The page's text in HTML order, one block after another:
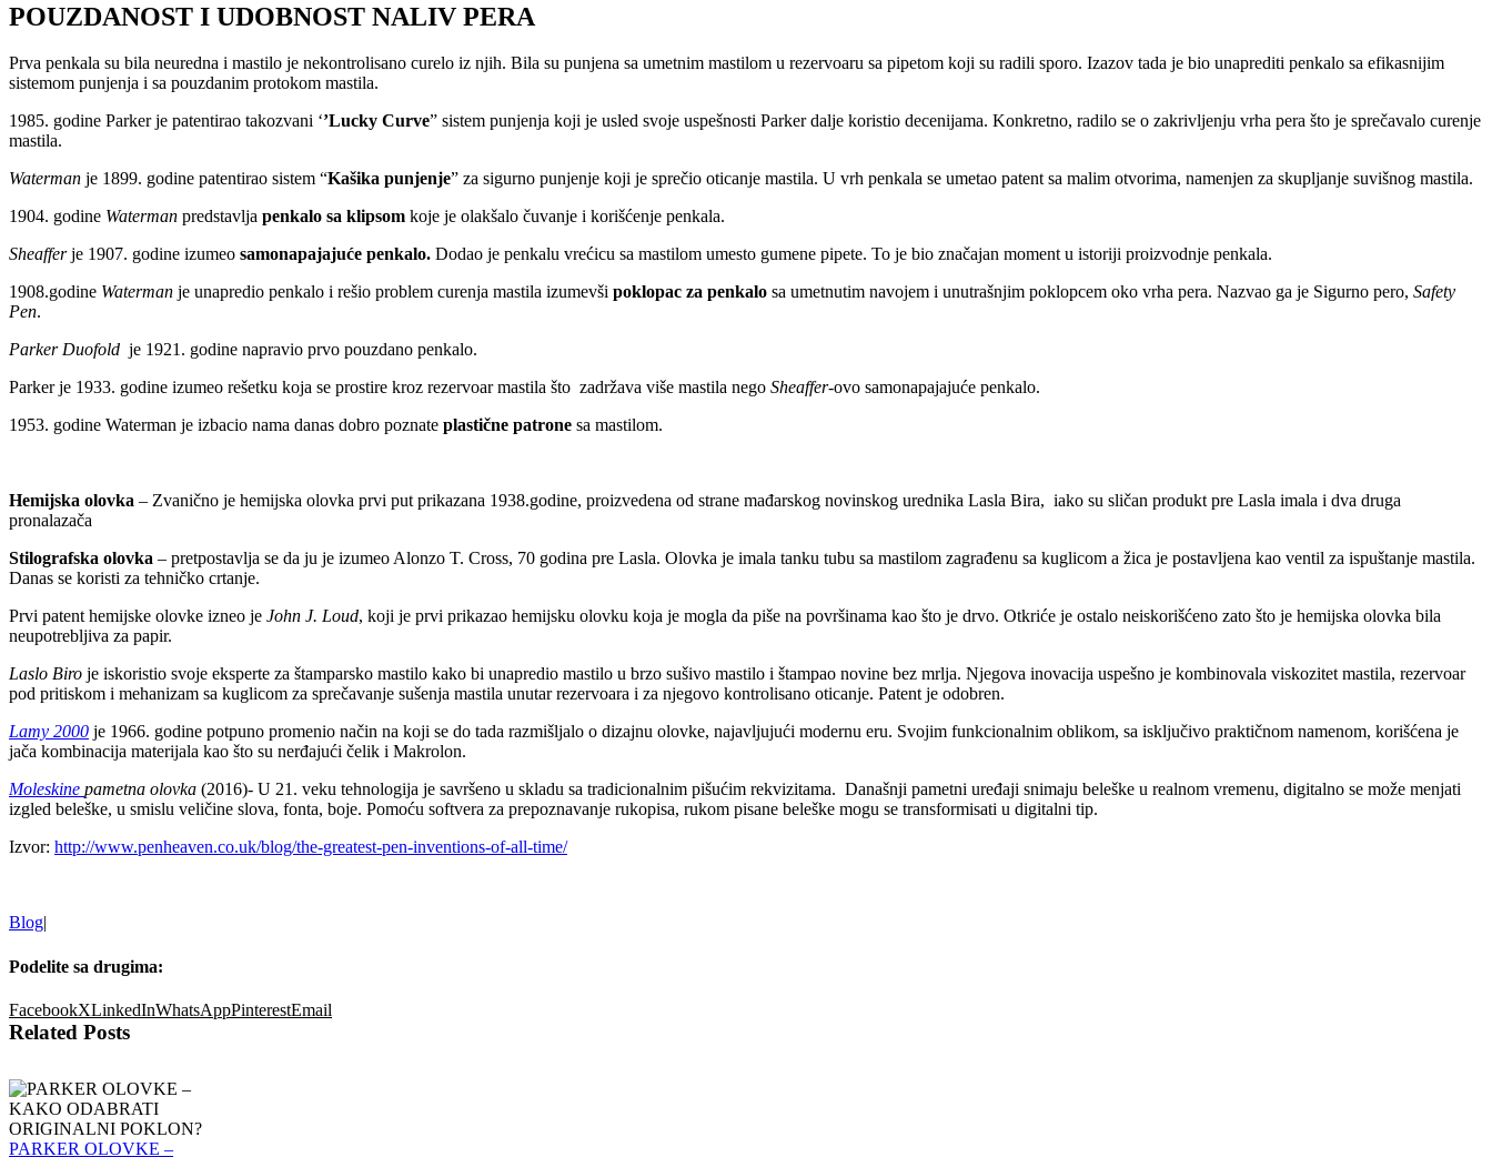
POUZDANOST I UDOBNOST NALIV PERA
Prva penkala su bila neuredna i mastilo je nekontrolisano curelo iz njih. Bila su punjena sa umetnim mastilom u rezervoaru sa pipetom koji su radili sporo. Izazov tada je bio unaprediti penkalo sa efikasnijim
sistemom punjenja i sa pouzdanim protokom mastila.
1985. godine Parker je patentirao takozvani ‘’Lucky Curve” sistem punjenja koji je usled svoje uspešnosti Parker dalje koristio decenijama. Konkretno, radilo se o zakrivljenju vrha pera što je sprečavalo curenje
mastila.
Waterman je 1899. godine patentirao sistem “Kašika punjenje” za sigurno punjenje koji je sprečio oticanje mastila. U vrh penkala se umetao patent sa malim otvorima, namenjen za skupljanje suvišnog mastila.
godine Waterman predstavlja penkalo sa klipsom koje je olakšalo čuvanje i korišćenje penkala.
Sheafferje 1907. godine izumeo samonapajajuće penkalo. Dodao je penkalu vrećicu sa mastilom umesto gumene pipete. To je bio značajan moment u istoriji proizvodnje penkala.
1908.godine Waterman je unapredio penkalo i rešio problem curenja mastila izumevši poklopac za penkalo sa umetnutim navojem i unutrašnjim poklopcem oko vrha pera. Nazvao ga je Sigurno pero, Safety
Pen.
Parker Duofold je 1921. godine napravio prvo pouzdano penkalo.
Parker je 1933. godine izumeo rešetku koja se prostire kroz rezervoar mastila što zadržava više mastila nego Sheaffer-ovo samonapajajuće penkalo.
godine Waterman je izbacio nama danas dobro poznate plastične patrone sa mastilom.
Hemijska olovka – Zvanično je hemijska olovka prvi put prikazana 1938.godine, proizvedena od strane mađarskog novinskog urednika Lasla Bira, iako su sličan produkt pre Lasla imala i dva druga
pronalazača
Stilografska olovka – pretpostavlja se da ju je izumeo Alonzo T. Cross, 70 godina pre Lasla. Olovka je imala tanku tubu sa mastilom zagrađenu sa kuglicom a žica je postavljena kao ventil za ispuštanje mastila.
Danas se koristi za tehničko crtanje.
Prvi patent hemijske olovke izneo je John J. Loud, koji je prvi prikazao hemijsku olovku koja je mogla da piše na površinama kao što je drvo. Otkriće je ostalo neiskorišćeno zato što je hemijska olovka bila
neupotrebljiva za papir.
Laslo Biro je iskoristio svoje eksperte za štamparsko mastilo kako bi unapredio mastilo u brzo sušivo mastilo i štampao novine bez mrlja. Njegova inovacija uspešno je kombinovala viskozitet mastila, rezervoar
pod pritiskom i mehanizam sa kuglicom za sprečavanje sušenja mastila unutar rezervoara i za njegovo kontrolisano oticanje. Patent je odobren.
Lamy 2000 je 1966. godine potpuno promenio način na koji se do tada razmišljalo o dizajnu olovke, najavljujući modernu eru. Svojim funkcionalnim oblikom, sa isključivo praktičnom namenom, korišćena je
jača kombinacija materijala kao što su nerđajući čelik i Makrolon.
Moleskine pametna olovka (2016)- U 21. veku tehnologija je savršeno u skladu sa tradicionalnim pišućim rekvizitama. Današnji pametni uređaji snimaju beleške u realnom vremenu, digitalno se može menjati
izgled beleške, u smislu veličine slova, fonta, boje. Pomoću softvera za prepoznavanje rukopisa, rukom pisane beleške mogu se transformisati u digitalni tip.
Izvor: http://www.penheaven.co.uk/blog/the-greatest-pen-inventions-of-all-time/
Blog|
Podelite sa drugima:
FacebookXLinkedInWhatsAppPinterestEmail
Related Posts
PARKER OLOVKE –